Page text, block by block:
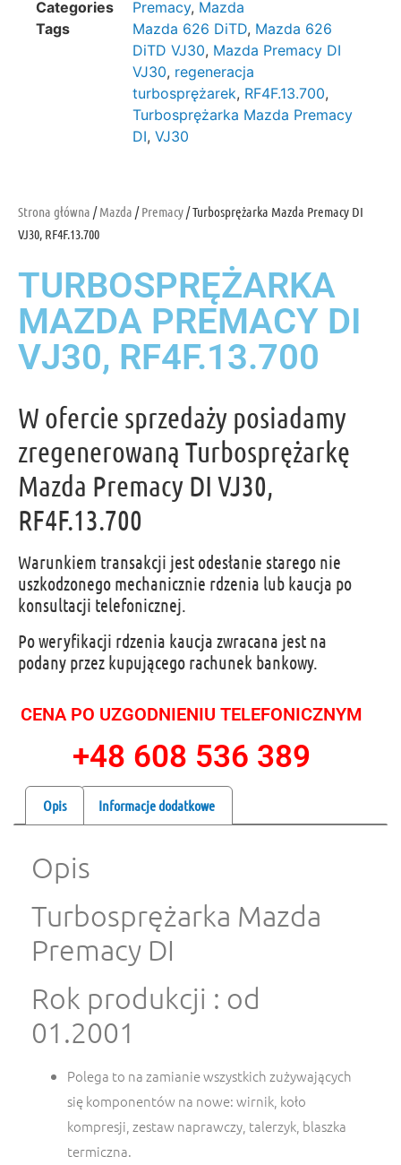
Strona główna /Mazda /Premacy/ Turbosprężarka Mazda Premacy DI
VJ30, RF4F.13.700
TURBOSPRĘŻARKA
MAZDA PREMACY DI
VJ30, RF4F.13.700
W ofercie sprzedaży posiadamy
zregenerowaną Turbosprężarkę
Mazda Premacy DI VJ30,
RF4F.13.700
Warunkiem transakcji jest odesłanie starego nie
uszkodzonego mechanicznie rdzenia lub kaucja po
konsultacji telefonicznej.
Po weryfikacji rdzenia kaucja zwracana jest na
podany przez kupującego rachunek bankowy.
CENA PO UZGODNIENIU TELEFONICZNYM
+48 608 536 389
Categories
Premacy, Mazda
Tags
Mazda 626 DiTD, Mazda 626
DiTD VJ30, Mazda Premacy DI
VJ30, regeneracja
turbosprężarek, RF4F.13.700,
Turbosprężarka Mazda Premacy
DI, VJ30
Opis Informacje dodatkowe
Opis
Turbosprężarka Mazda
Premacy DI
Rok produkcji : od
01.2001
Polega to na zamianie wszystkich zużywających
się komponentów na nowe: wirnik, koło
kompresji, zestaw naprawczy, talerzyk, blaszka
termiczna.